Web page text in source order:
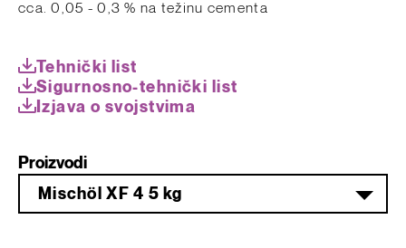
cca. ​0,05 - 0,3 % na težinu cementa
Tehnički list
Sigurnosno-tehnički list
Izjava o svojstvima
Proizvodi
Mischöl XF 4 5 kg